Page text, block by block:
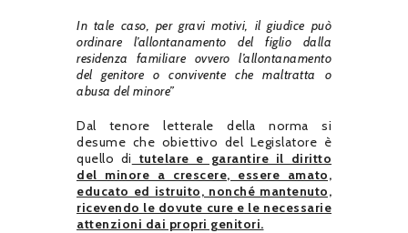
In tale caso, per gravi motivi, il giudice può
ordinare l’allontanamento del figlio dalla
residenza familiare ovvero l’allontanamento
del genitore o convivente che maltratta o
abusa del minore”
Dal tenore letterale della norma si
desume che obiettivo del Legislatore è
quello di tutelare e garantire il diritto
del minore a crescere, essere amato,
educato ed istruito, nonché mantenuto,
ricevendo le dovute cure e le necessarie
attenzioni dai propri genitori.